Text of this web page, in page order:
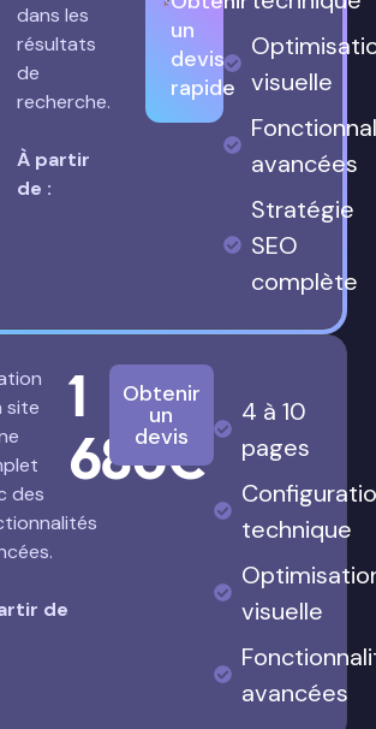
dans les
résultats
de
recherche.
À partir
de :
un
devis
rapide
visuelle
avancées
Stratégie
SEO
complète
site
des
de
1
680€
Obtenir
un
devis
4 à 10
pages
technique
visuelle
avancées